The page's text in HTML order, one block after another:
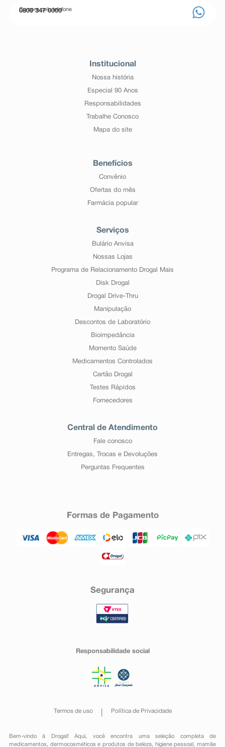
Compre pelo telefone
0800 347 0000
Institucional
Nossa história
Especial 90 Anos
Responsabilidades
Trabalhe Conosco
Mapa do site
Benefícios
Convênio
Ofertas do mês
Farmácia popular
Serviços
Bulário Anvisa
Nossas Lojas
Programa de Relacionamento Drogal Mais
Disk Drogal
Drogal Drive-Thru
Manipulação
Descontos de Laboratório
Bioimpedância
Momento Saúde
Medicamentos Controlados
Cartão Drogal
Testes Rápidos
Fornecedores
Central de Atendimento
Fale conosco
Entregas, Trocas e Devoluções
Perguntas Frequentes
Formas de Pagamento
Segurança
Responsabilidade social
Termos de uso Política de Privacidade
Bem-vindo à Drogal! Aqui, você encontra uma seleção completa de
medicamentos , dermocosméticos e produtos de beleza, higiene pessoal ,mamãe